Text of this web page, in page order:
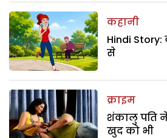
कहानी
Hindi Story:
से
क्राइम
शंकालु पति ने
खुद को भी